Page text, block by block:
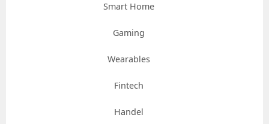
Smart Home
Gaming
Wearables
Fintech
Handel